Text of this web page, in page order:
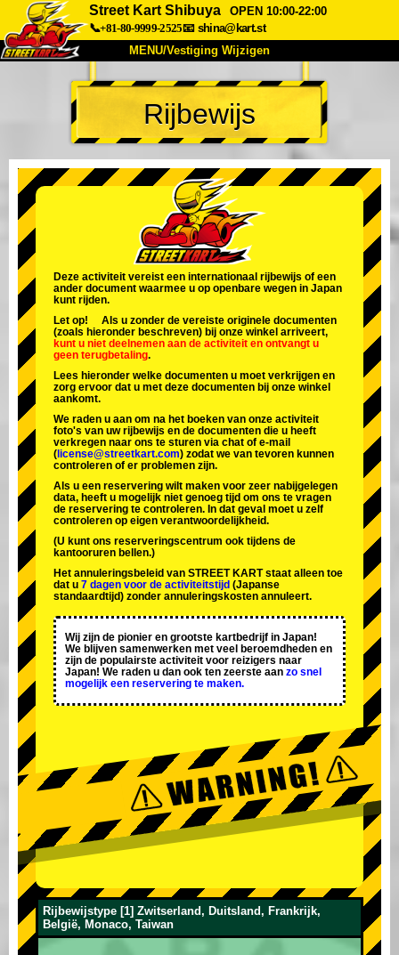
Street Kart Shibuya
OPEN 10:00-22:00
📞+81-80-9999-2525📧 shina@kart.st
MENU/Vestiging Wijzigen
TOP
Over Ons Specificaties Prijs
Veelgestelde Vragen
Bedrijf Reserveren
Vestiging Wijzigen
Tokio Shinagawa
Tokio Akihabara#2
Tokio Shibuya Annex Tokio Baai
Tokio Asakusa Osaka
Okinawa
Rijbewijs
Deze activiteit vereist een internationaal rijbewijs of een
ander document waarmee u op openbare wegen in Japan
kunt rijden.
Let op! Als u zonder de vereiste originele documenten
(zoals hieronder beschreven) bij onze winkel arriveert,
kunt u niet deelnemen aan de activiteit en ontvangt u
geen terugbetaling.
Lees hieronder welke documenten u moet verkrijgen en
zorg ervoor dat u met deze documenten bij onze winkel
aankomt.
We raden u aan om na het boeken van onze activiteit
foto's van uw rijbewijs en de documenten die u heeft
verkregen naar ons te sturen via chat of e-mail
( license@streetkart.com) zodat we van tevoren kunnen
controleren of er problemen zijn.
Als u een reservering wilt maken voor zeer nabijgelegen
data, heeft u mogelijk niet genoeg tijd om ons te vragen
de reservering te controleren. In dat geval moet u zelf
controleren op eigen verantwoordelijkheid.
(U kunt ons reserveringscentrum ook tijdens de
kantooruren bellen.)
Het annuleringsbeleid van STREET KART staat alleen toe
dat u 7 dagen voor de activiteitstijd (Japanse
standaardtijd) zonder annuleringskosten annuleert.
Wij zijn de pionier en grootste kartbedrijf in Japan!
We blijven samenwerken met veel beroemdheden en
zijn de populairste activiteit voor reizigers naar
Japan! We raden u dan ook ten zeerste aan zo snel
mogelijk een reservering te maken.
Rijbewijstype [1] Zwitserland, Duitsland, Frankrijk,
België, Monaco, Taiwan